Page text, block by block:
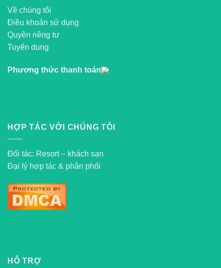
Về chúng tôi
Điều khoản sử dụng
Quyền riêng tư
Tuyển dụng
Phương thức thanh toán
HỢP TÁC VỚI CHÚNG TÔI
Đối tác: Resort – khách sạn
Đại lý hợp tác & phân phối
HỖ TRỢ